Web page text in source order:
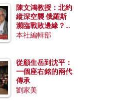
陳文鴻教授：北約
縱深空襲 俄羅斯
瀕臨戰敗邊緣？中
國零部件能左右戰
本社編輯部
從顧生岳到沈平：
一個座右銘的兩代
傳承
劉家美